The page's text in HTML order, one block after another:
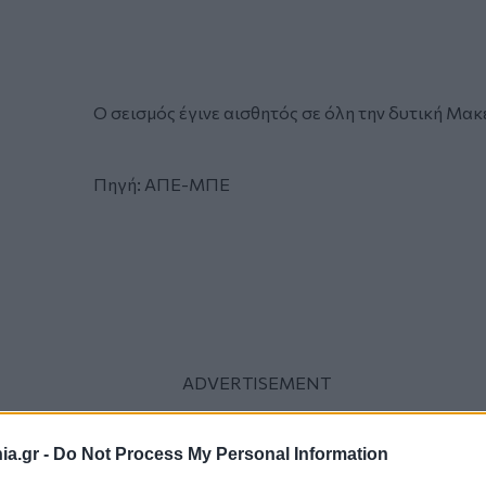
- Do Not Process My Personal Information
Ο σεισμός έγινε αισθητός σε όλη την δυτική
Πηγή: ΑΠΕ-ΜΠΕ